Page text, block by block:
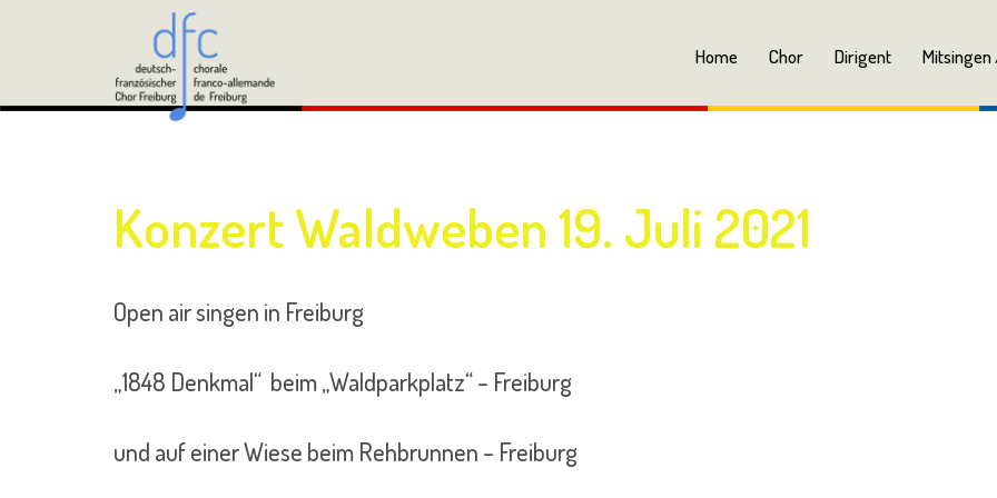
Home Chor Dirigent
Konzert Waldweben 19. Juli 2021
Open air singen in Freiburg
„1848 Denkmal“ beim „Waldparkplatz“ – Freiburg
und auf einer Wiese beim Rehbrunnen – Freiburg